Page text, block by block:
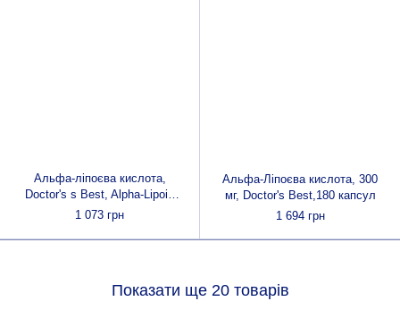
Альфа-ліпоєва кислота,
Doctor's s Best, Alpha-Lipoic
Acid, 600 мг, 60 капсул
1 073 грн
Альфа-Ліпоєва кислота, 300
мг, Doctor's Best,180 капсул
1 694 грн
Показати ще 20 товарів